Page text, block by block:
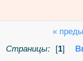
«
Страницы:
[1]